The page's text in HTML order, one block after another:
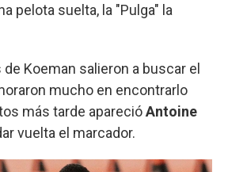
pelota suelta, la "Pulga" la
de Koeman salieron a buscar el
mucho en encontrarlo
más tarde aparecióAntoine
vuelta el marcador.